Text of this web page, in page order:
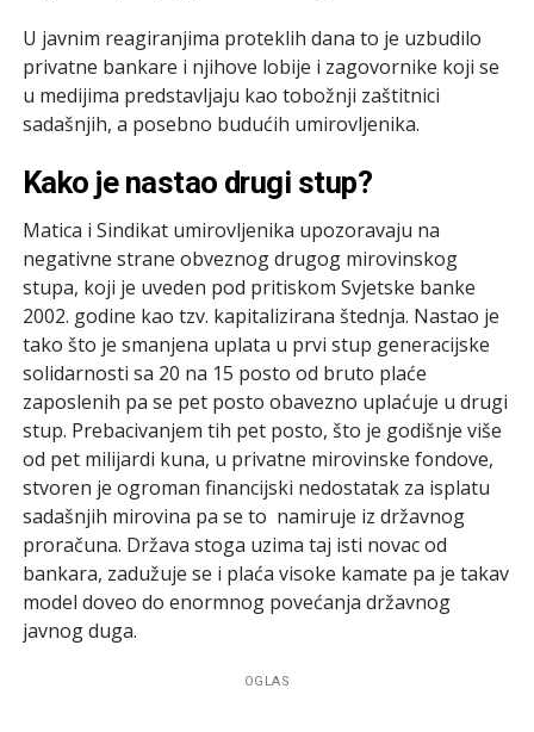
U javnim reagiranjima proteklih dana to je uzbudilo
privatne bankare i njihove lobije i zagovornike koji se
u medijima predstavljaju kao tobožnji zaštitnici
sadašnjih, a posebno budućih umirovljenika.
Kako je nastao drugi stup?
Matica i Sindikat umirovljenika upozoravaju na
negativne strane obveznog drugog mirovinskog
stupa, koji je uveden pod pritiskom Svjetske banke
2002. godine kao tzv. kapitalizirana štednja. Nastao je
tako što je smanjena uplata u prvi stup generacijske
solidarnosti sa 20 na 15 posto od bruto plaće
zaposlenih pa se pet posto obavezno uplaćuje u drugi
stup. Prebacivanjem tih pet posto, što je godišnje više
od pet milijardi kuna, u privatne mirovinske fondove,
stvoren je ogroman financijski nedostatak za isplatu
sadašnjih mirovina pa se to namiruje iz državnog
proračuna. Država stoga uzima taj isti novac od
bankara, zadužuje se i plaća visoke kamate pa je takav
model doveo do enormnog povećanja državnog
javnog duga.
OGLAS